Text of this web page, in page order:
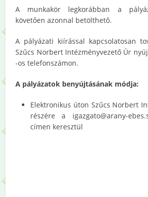
A munkakör legkorábban a
követően azonnal betölthető.
A pályázati kiírással kapcsolatosan
Szűcs Norbert Intézményvezető Úr
-os telefonszámon.
A pályázatok benyújtásának módja:
Elektronikus úton Szűcs Norbert
részére a igazgato@arany-
címen keresztül